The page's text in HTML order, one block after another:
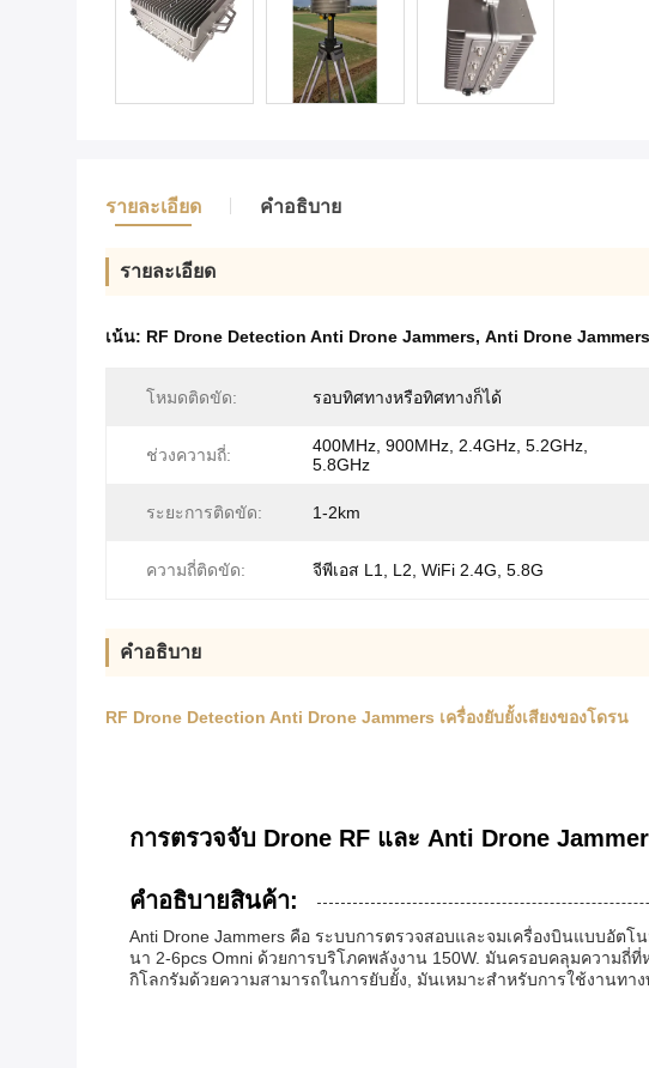
รายละเอียด คำอธิบาย
รายละเอียด
เน้น: RF Drone Detection Anti Drone Jammers, Anti Drone
โหมดติดขัด: รอบทิศทางหรือทิศทางก็ได้
ช่วงความถี่:
400MHz, 900MHz, 2.4GHz, 5.2GHz,
5.8GHz
ระยะการติดขัด: 1-2km
ความถี่ติดขัด: จีพีเอส L1, L2, WiFi 2.4G, 5.8G
คำอธิบาย
RF Drone Detection Anti Drone Jammers เครื่องยับยั้งเสียงของโดรน
การตรวจจับ Drone RF และ Anti Drone
คําอธิบายสินค้า:
Anti Drone Jammers คือ ระบบการตรวจสอบและจมเครื่องบินแบบอัต
นา 2-6pcs Omni ด้วยการบริโภคพลังงาน 150W. มันครอบคลุมความถี่
กิโลกรัมด้วยความสามารถในการยับยั้ง, มันเหมาะสําหรับการใช้งานทา